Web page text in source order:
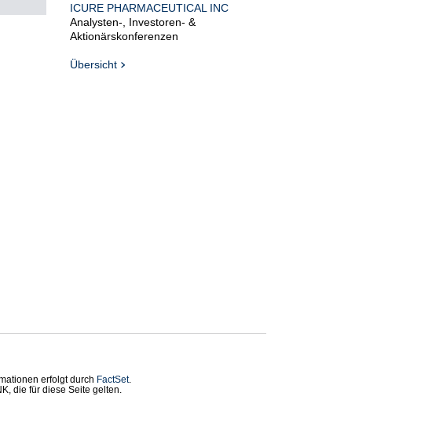
ICURE PHARMACEUTICAL INC
Analysten-, Investoren- &
Aktionärskonferenzen
Übersicht
erfolgt durch FactSet.
die für diese Seite gelten.